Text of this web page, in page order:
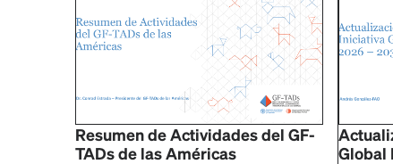
Resumen de Actividades del GF-
TADs de las Américas
Global